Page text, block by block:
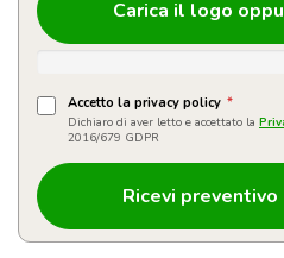
Carica il logo
Accetto la privacy policy *
Dichiaro di aver letto e accettato la
2016/679 GDPR